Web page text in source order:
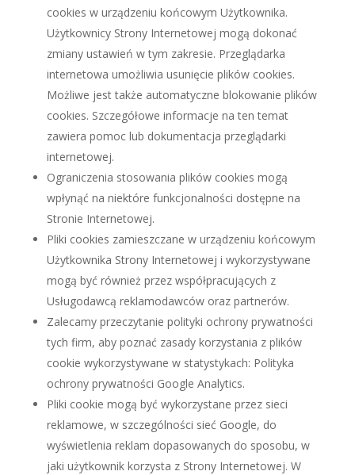
cookies w urządzeniu końcowym Użytkownika.
Użytkownicy Strony Internetowej mogą dokonać
zmiany ustawień w tym zakresie. Przeglądarka
internetowa umożliwia usunięcie plików cookies.
Możliwe jest także automatyczne blokowanie plików
cookies. Szczegółowe informacje na ten temat
zawiera pomoc lub dokumentacja przeglądarki
internetowej.
Ograniczenia stosowania plików cookies mogą
wpłynąć na niektóre funkcjonalności dostępne na
Stronie Internetowej.
Pliki cookies zamieszczane w urządzeniu końcowym
Użytkownika Strony Internetowej i wykorzystywane
mogą być również przez współpracujących z
Usługodawcą reklamodawców oraz partnerów.
Zalecamy przeczytanie polityki ochrony prywatności
tych firm, aby poznać zasady korzystania z plików
cookie wykorzystywane w statystykach: Polityka
ochrony prywatności Google Analytics.
Pliki cookie mogą być wykorzystane przez sieci
reklamowe, w szczególności sieć Google, do
wyświetlenia reklam dopasowanych do sposobu, w
jaki użytkownik korzysta z Strony Internetowej. W